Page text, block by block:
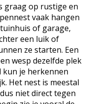
graag op rustige en
vaak hangen
of garage,
een luik of
ze starten. Een
wesp dezelfde plek
kun je herkennen
Het nest is meestal
niet direct tegen